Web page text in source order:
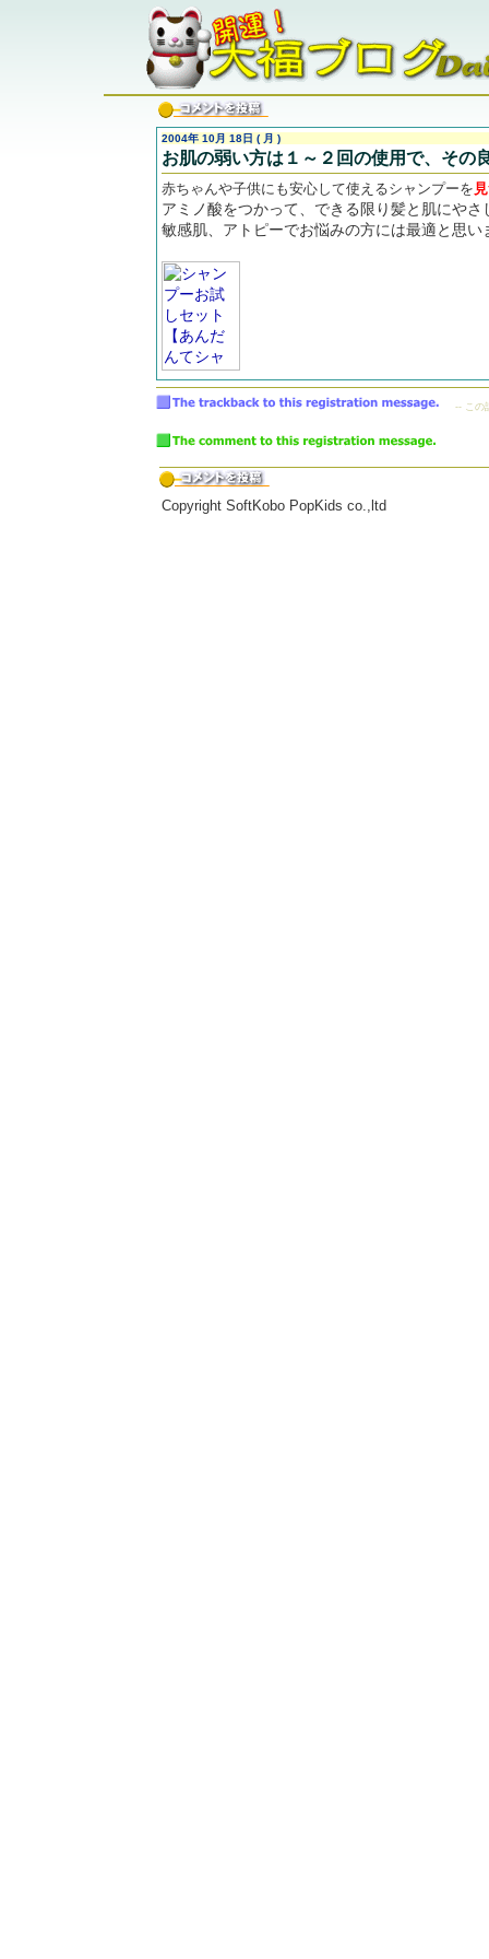
2004年 10月 18日 ( 月 )
お肌の弱い方は１～２回の使用で、その
赤ちゃんや子供にも安心して使えるシャンプーを
アミノ酸をつかって、できる限り髪と肌にや
敏感肌、アトピーでお悩みの方には最適と思い
-- この
Copyright SoftKobo PopKids co.,ltd